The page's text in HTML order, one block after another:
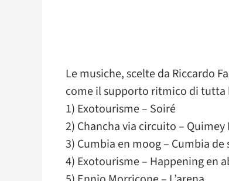
Le musiche, scelte da Riccardo
come il supporto ritmico di tutta
1) Exotourisme – Soiré
2) Chancha via circuito –
3) Cumbia en moog – Cumbia de
4) Exotourisme – Happening en